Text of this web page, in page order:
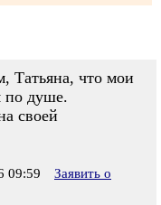
Татьяна, что мои
по душе.
своей
09:59
Заявить о